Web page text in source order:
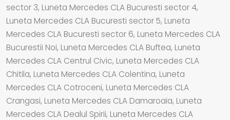
sector 3, Luneta Mercedes CLA Bucuresti sector 4,
Luneta Mercedes CLA Bucuresti sector 5, Luneta
Mercedes CLA Bucuresti sector 6, Luneta Mercedes CLA
Bucurestii Noi, Luneta Mercedes CLA Buftea, Luneta
Mercedes CLA Centrul Civic, Luneta Mercedes CLA
Chitila, Luneta Mercedes CLA Colentina, Luneta
Mercedes CLA Cotroceni, Luneta Mercedes CLA
Crangasi, Luneta Mercedes CLA Damaroaia, Luneta
Mercedes CLA Dealul Spirii, Luneta Mercedes CLA